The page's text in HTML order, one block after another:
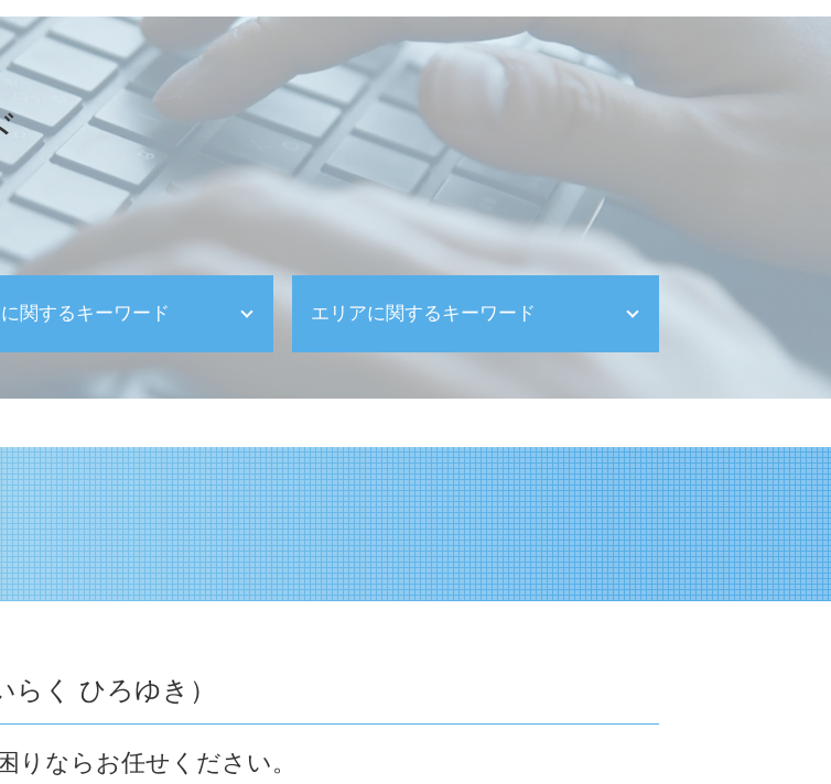
関するキーワード
り補助金 個人事業主
類 合資
士 大企業
会社
り補助金 条件
業計画書
告 合同会社
助金 条件
エリアに関するキーワード
法人の設立 渋谷区
相続対策 目黒区
品川区 確定申告
世田谷区 確定申告
遺産相続 渋谷区
目黒区 資金繰り対策
らく ひろゆき）
りならお任せください。